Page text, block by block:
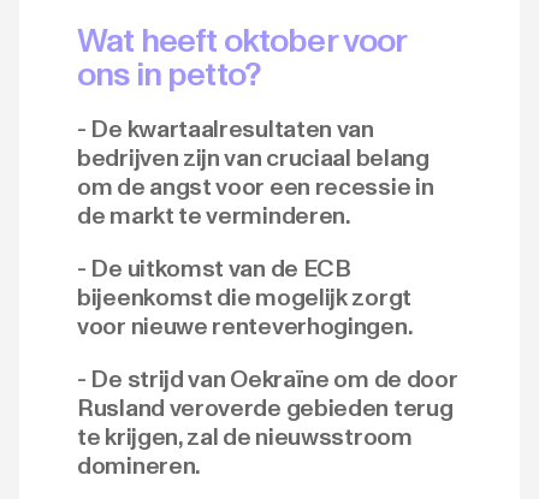
Wat heeft oktober voor
ons in petto?
- De kwartaalresultaten van
bedrijven zijn van cruciaal belang
om de angst voor een recessie in
de markt te verminderen.
- De uitkomst van de ECB
bijeenkomst die mogelijk zorgt
voor nieuwe renteverhogingen.
- De strijd van Oekraïne om de door
Rusland veroverde gebieden terug
te krijgen, zal de nieuwsstroom
domineren.